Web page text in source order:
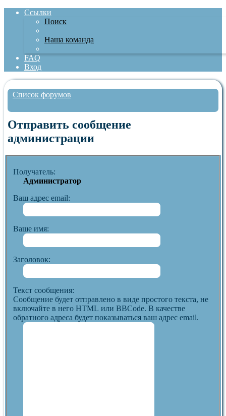
Ссылки
Поиск
Наша команда
FAQ
Вход
Список форумов
Отправить сообщение
администрации
Получатель:
Администратор
Ваш адрес email:
Ваше имя:
Заголовок:
Текст сообщения:
Сообщение будет отправлено в виде простого текста, не
включайте в него HTML или BBCode. В качестве
обратного адреса будет показываться ваш адрес email.